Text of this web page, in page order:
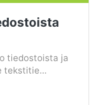
tiedostoista ja
tekstitie...